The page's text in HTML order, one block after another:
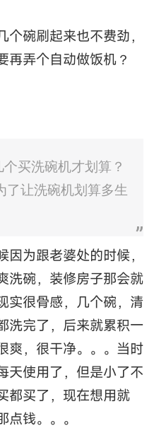
碗刷起来也不费劲，
再弄个自动做饭机？
买洗碗机才划算？
了让洗碗机划算多生
为跟老婆处的时候，
洗碗，装修房子那会就
实很骨感，几个碗，清
洗完了，后来就累积一
爽，很干净。。。当时
天使用了，但是小了不
都买了，现在想用就
钱。。。